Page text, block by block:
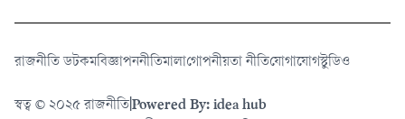
রাজনীতি ডটকমবিজ্ঞাপননীতিমালাগোপনীয়তা নীতিযোগাযোগস্টুডিও
স্বত্ব © ২০২৫ রাজনীতিPowered By: idea hub